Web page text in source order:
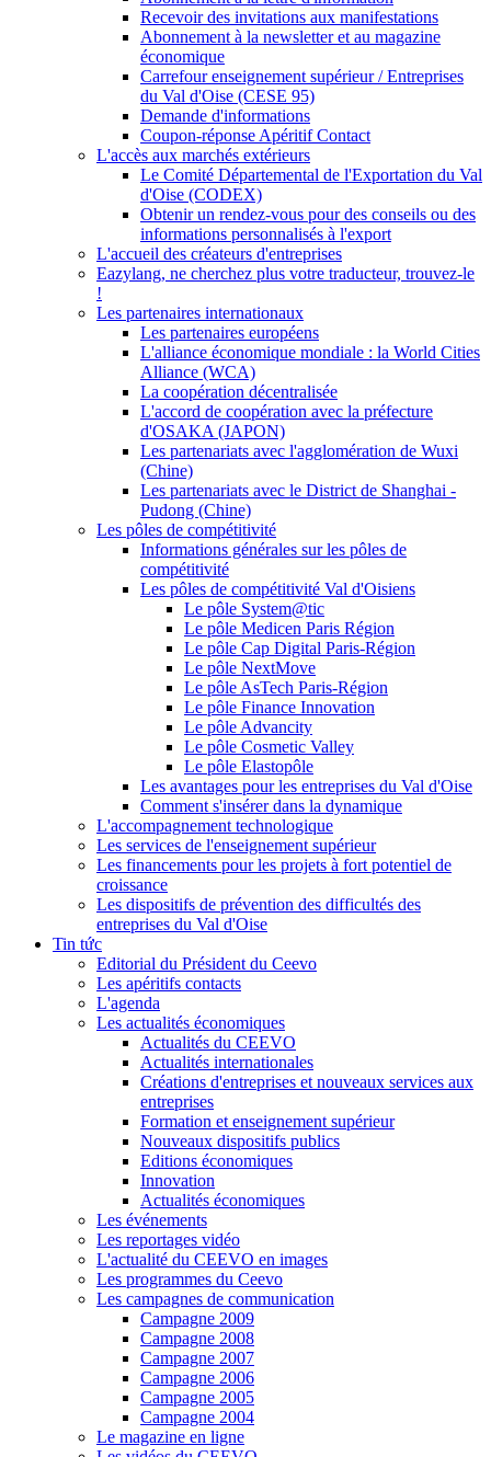
Recevoir des invitations aux manifestations
Abonnement à la newsletter et au magazine
économique
Carrefour enseignement supérieur / Entreprises
du Val d'Oise (CESE 95)
Demande d'informations
Coupon-réponse Apéritif Contact
L'accès aux marchés extérieurs
Le Comité Départemental de l'Exportation du Val
d'Oise (CODEX)
Obtenir un rendez-vous pour des conseils ou des
informations personnalisés à l'export
L'accueil des créateurs d'entreprises
Eazylang, ne cherchez plus votre traducteur, trouvez-le
!
Les partenaires internationaux
Les partenaires européens
L'alliance économique mondiale : la World Cities
Alliance (WCA)
La coopération décentralisée
L'accord de coopération avec la préfecture
d'OSAKA (JAPON)
Les partenariats avec l'agglomération de Wuxi
(Chine)
Les partenariats avec le District de Shanghai -
Pudong (Chine)
Les pôles de compétitivité
Informations générales sur les pôles de
compétitivité
Les pôles de compétitivité Val d'Oisiens
Le pôle System@tic
Le pôle Medicen Paris Région
Le pôle Cap Digital Paris-Région
Le pôle NextMove
Le pôle AsTech Paris-Région
Le pôle Finance Innovation
Le pôle Advancity
Le pôle Cosmetic Valley
Le pôle Elastopôle
Les avantages pour les entreprises du Val d'Oise
Comment s'insérer dans la dynamique
L'accompagnement technologique
Les services de l'enseignement supérieur
Les financements pour les projets à fort potentiel de
croissance
Les dispositifs de prévention des difficultés des
entreprises du Val d'Oise
Tin tức
Editorial du Président du Ceevo
Les apéritifs contacts
L'agenda
Les actualités économiques
Actualités du CEEVO
Actualités internationales
Créations d'entreprises et nouveaux services aux
entreprises
Formation et enseignement supérieur
Nouveaux dispositifs publics
Editions économiques
Innovation
Actualités économiques
Les événements
Les reportages vidéo
L'actualité du CEEVO en images
Les programmes du Ceevo
Les campagnes de communication
Campagne 2009
Campagne 2008
Campagne 2007
Campagne 2006
Campagne 2005
Campagne 2004
Le magazine en ligne